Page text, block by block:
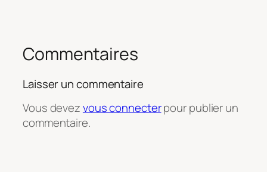
Commentaires
Laisser un commentaire
Vous devezvous connecterpour publier un
commentaire.